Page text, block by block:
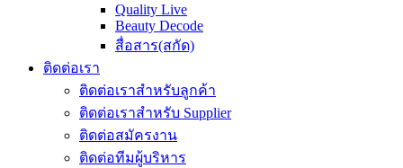
Quality Live
Beauty Decode
สื่อสาร(สกัด)
ติดต่อเรา
ติดต่อเราสำหรับลูกค้า
ติดต่อเราสำหรับ Supplier
ติดต่อสมัครงาน
ติดต่อทีมผู้บริหาร